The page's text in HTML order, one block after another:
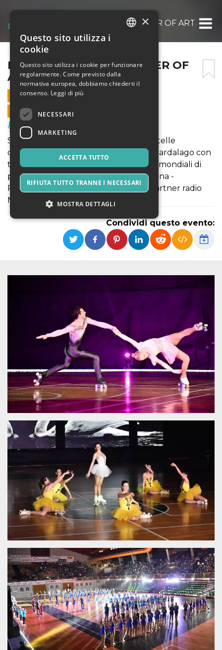
ROLLER SHOW THE POWER OF ART
ROLLER SHOW THE POWER OF
ART
17 DICEMBRE 2023 - 17:00
VENDITE ONLINE TERMINATE
Musica, Eventi Live, Club
Spettacolo di pattinaggio artistico a rotelle
organizzato dall'Asd Pattinaggio Art. Gardalago con
tutti gli atleti della scuola e i campioni mondiali di
pattinaggio 2023 della Nazionale Italiana -
Palageorge di Montichiari BS media partner radio
Millenote
Condividi questo evento:
×
Questo sito utilizza i
cookie
Questo sito utilizza i cookie per funzionare
regolarmente. Come previsto dalla
normativa europea, dobbiamo chiederti il
consenso. Leggi di più
NECESSARI
MARKETING
ACCETTA TUTTO
RIFIUTA TUTTO TRANNE I NECESSARI
MOSTRA DETTAGLI
Necessari Marketing
servizi qui presenti non potranno funzionare
Cloudflare,
Inc.
.oooh.events
Cookie from
CloudFlare
stores the proof
of challenge
passed. It is
used to no
longer issue a
captcha or
jschallenge
challenge if
present. It is
required to
reach origin
wordpress_test_cookie
Automattic
Inc.
.oooh.events
Sessione
browser accetti i
PHPSESSID
PHP.net
oooh.events
Sessione
Cookie
generato da
applicazioni
basate sul
linguaggio PHP.
Si tratta di un
identificatore
generico
utilizzato per
mantenere le
variabili di
sessione utente.
Normalmente è
un numero
generato in
modo casuale, il
modo in cui
viene utilizzato
può essere
specifico per il
sito, ma un
buon esempio è
mantenere uno
stato di accesso
per un utente
tra le pagine.